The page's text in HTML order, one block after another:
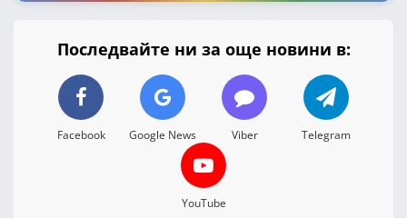
Последвайте ни за още новини в:
Facebook Google News Viber Telegram
YouTube